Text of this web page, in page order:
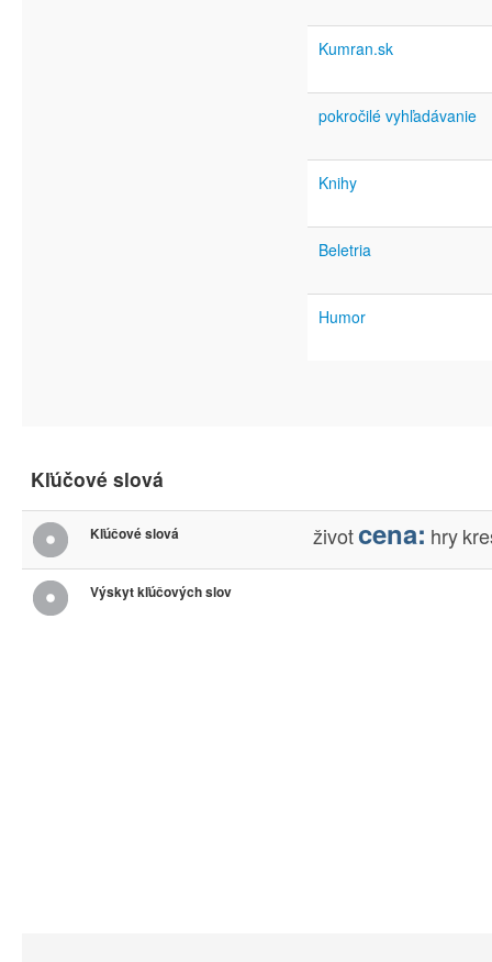
Kumran.sk
pokročilé vyhľadávanie
Knihy
Beletria
Humor
Kľúčové slová
Kľúčové slová životcena: hry
Výskyt kľúčových slov